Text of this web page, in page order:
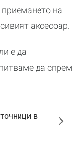
приемането на
аксесоар.
е да
да спрем
в